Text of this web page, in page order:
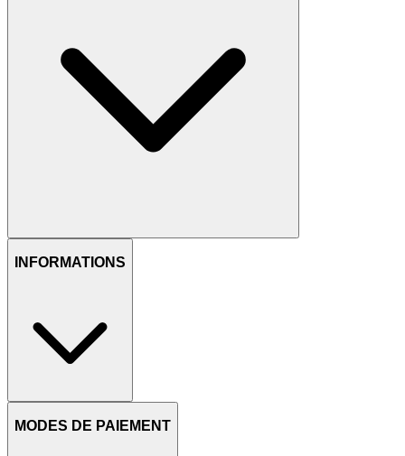
INFORMATIONS
MODES DE PAIEMENT